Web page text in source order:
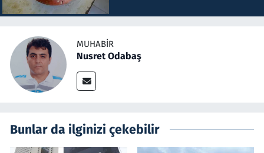
MUHABIR
Nusret Odabaş
Bunlar da ilginizi çekebilir